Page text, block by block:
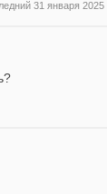
31 января 2025